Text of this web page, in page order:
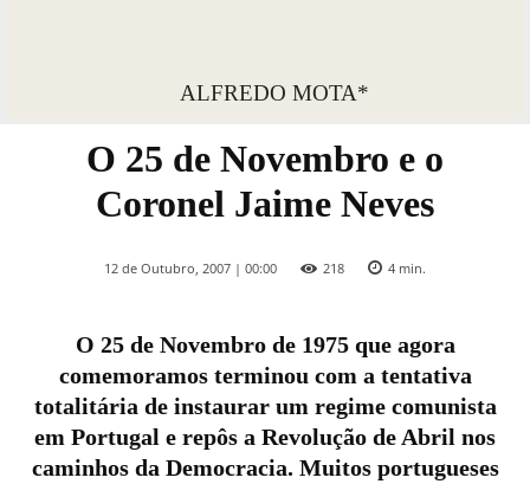
ALFREDO MOTA*
O 25 de Novembro e o
Coronel Jaime Neves
12 de Outubro, 2007 | 00:00 218 4 min.
O 25 de Novembro de 1975 que agora
comemoramos terminou com a tentativa
totalitária de instaurar um regime comunista
em Portugal e repôs a Revolução de Abril nos
caminhos da Democracia. Muitos portugueses